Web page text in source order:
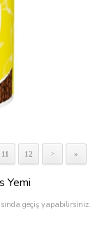
11 12 > »
Yemi
geçiş yapabilirsiniz.